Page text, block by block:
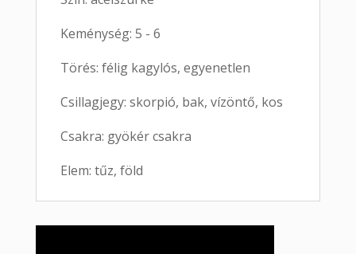
Keménység: 5 - 6
Törés: félig kagylós, egyenetlen
Csillagjegy: skorpió, bak, vízöntő, kos
Csakra: gyökér csakra
Elem: tűz, föld